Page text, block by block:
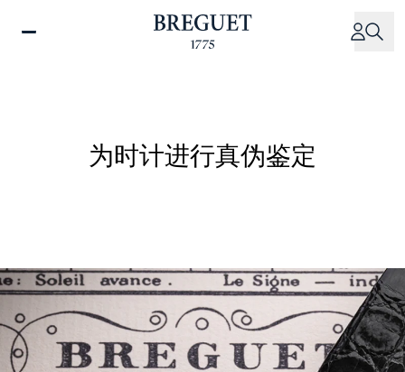
为时计进行真伪鉴定